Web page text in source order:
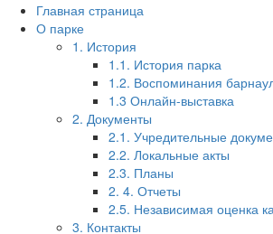
Главная страница
О парке
1. История
1.1. История парка
1.2. Воспоминания
1.3 Онлайн-выставка
2. Документы
2.1. Учредительные
2.2. Локальные акты
2.3. Планы
2. 4. Отчеты
2.5. Независимая оценка
3. Контакты